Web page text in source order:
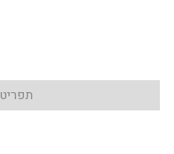
תפריט